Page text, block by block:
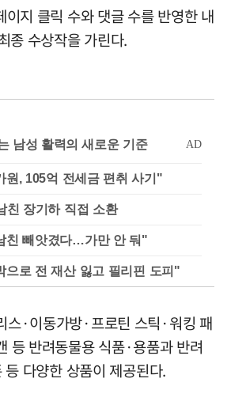
지 클릭 수와 댓글 수를 반영한 내
종 수상작을 가린다.
원, 105억 전세금 편취 사기"
친 장기하 직접 소환
친 빼앗겼다…가만 안 둬"
으로 전 재산 잃고 필리핀 도피"
스·이동가방·프로틴 스틱·워킹 패
등 반려동물용 식품·용품과 반려
다양한 상품이 제공된다.